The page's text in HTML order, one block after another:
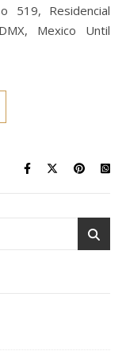
519, Residencial
Mexico Until